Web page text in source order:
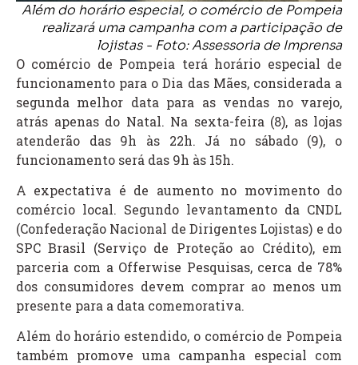
Além do horário especial, o comércio de Pompeia
realizará uma campanha com a participação de
lojistas - Foto: Assessoria de Imprensa
O comércio de Pompeia terá horário especial de
funcionamento para o Dia das Mães, considerada a
segunda melhor data para as vendas no varejo,
atrás apenas do Natal. Na sexta-feira (8), as lojas
atenderão das 9h às 22h. Já no sábado (9), o
funcionamento será das 9h às 15h.
A expectativa é de aumento no movimento do
comércio local. Segundo levantamento da CNDL
(Confederação Nacional de Dirigentes Lojistas) e do
SPC Brasil (Serviço de Proteção ao Crédito), em
parceria com a Offerwise Pesquisas, cerca de 78%
dos consumidores devem comprar ao menos um
presente para a data comemorativa.
Além do horário estendido, o comércio de Pompeia
também promove uma campanha especial com